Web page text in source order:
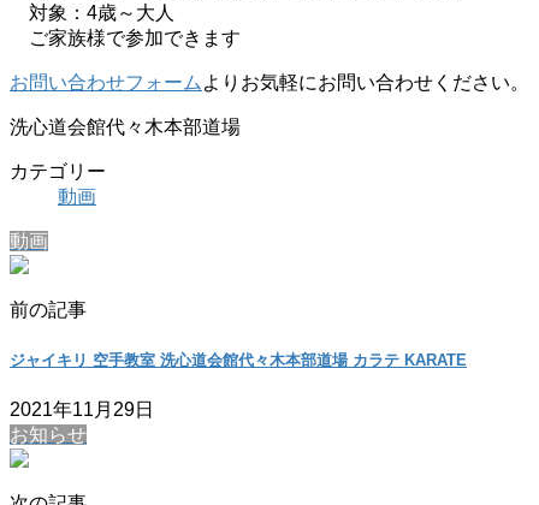
対象：4歳～大人
ご家族様で参加できます
お問い合わせフォーム よりお気軽にお問い合わせください。
洗心道会館代々木本部道場
カテゴリー
動画
動画
前の記事
ジャイキリ 空手教室 洗心道会館代々木本部道場 カラテ KARATE
2021年11月29日
お知らせ